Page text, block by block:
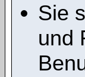
Sie
und